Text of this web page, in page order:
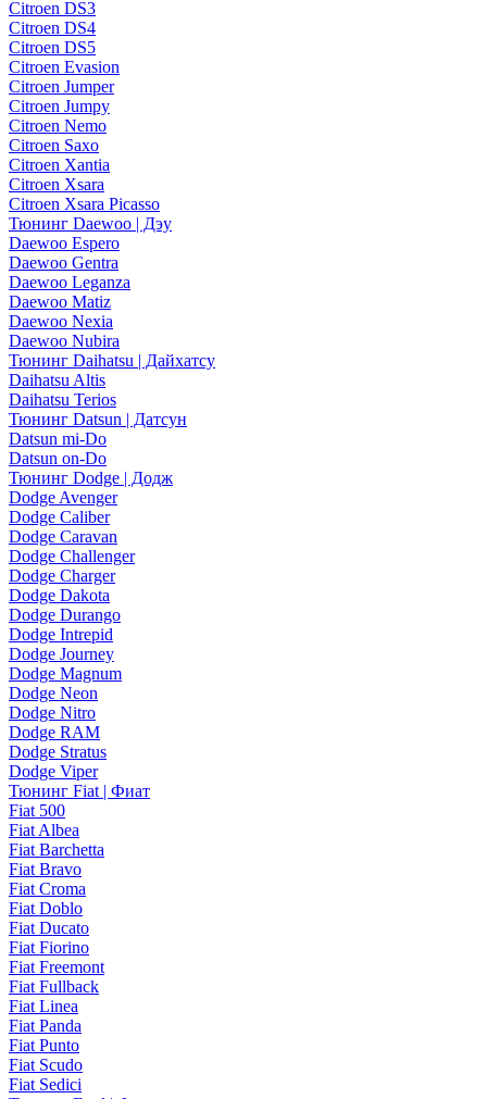
Citroen DS3
Citroen DS4
Citroen DS5
Citroen Evasion
Citroen Jumper
Citroen Jumpy
Citroen Nemo
Citroen Saxo
Citroen Xantia
Citroen Xsara
Citroen Xsara Picasso
Тюнинг Daewoo | Дэу
Daewoo Espero
Daewoo Gentra
Daewoo Leganza
Daewoo Matiz
Daewoo Nexia
Daewoo Nubira
Тюнинг Daihatsu | Дайхатсу
Daihatsu Altis
Daihatsu Terios
Тюнинг Datsun | Датсун
Datsun mi-Do
Datsun on-Do
Тюнинг Dodge | Додж
Dodge Avenger
Dodge Caliber
Dodge Caravan
Dodge Challenger
Dodge Charger
Dodge Dakota
Dodge Durango
Dodge Intrepid
Dodge Journey
Dodge Magnum
Dodge Neon
Dodge Nitro
Dodge RAM
Dodge Stratus
Dodge Viper
Тюнинг Fiat | Фиат
Fiat 500
Fiat Albea
Fiat Barchetta
Fiat Bravo
Fiat Croma
Fiat Doblo
Fiat Ducato
Fiat Fiorino
Fiat Freemont
Fiat Fullback
Fiat Linea
Fiat Panda
Fiat Punto
Fiat Scudo
Fiat Sedici